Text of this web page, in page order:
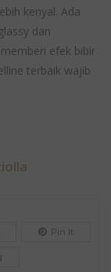
kenyal. Ada
dan
efek bibir
terbaik wajib
Pin It